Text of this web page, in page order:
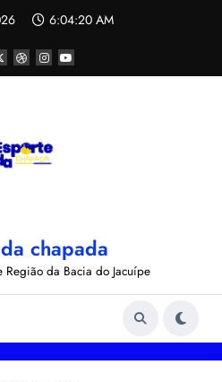
6:04:21 AM
chapada
da Bacia do Jacuípe